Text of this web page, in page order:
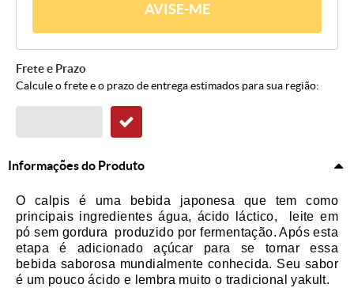
AVISE-ME
Frete e Prazo
Calcule o frete e o prazo de entrega estimados para sua região:
Informações do Produto
O calpis é uma bebida japonesa que tem como
principais ingredientes água, ácido láctico, leite em
pó sem gordura produzido por fermentação. Após esta
etapa é adicionado açúcar para se tornar essa
bebida saborosa mundialmente conhecida. Seu sabor
é um pouco ácido e lembra muito o tradicional yakult.